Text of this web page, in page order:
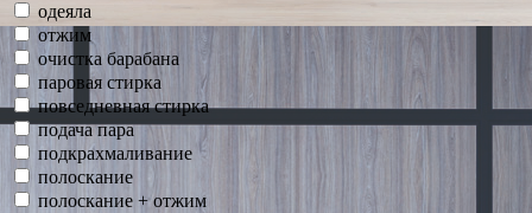
одеяла
отжим
очистка барабана
паровая стирка
повседневная стирка
подача пара
подкрахмаливание
полоскание
полоскание + отжим